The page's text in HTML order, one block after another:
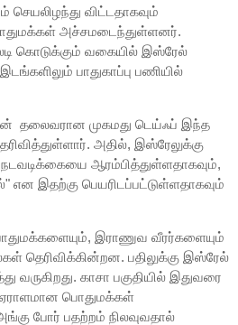
செயலிழந்து விட்டதாகவும்
அச்சமடைந்துள்ளனர்.
கொடுக்கும் வகையில் இஸ்ரேல்
பாதுகாப்பு பணியில்
தலைவரான முகமது டெய்ஃப் இந்த
அதில், இஸ்ரேலுக்கு
நடவடிக்கையை ஆரம்பித்துள்ளதாகவும்,
இதற்கு பெயரிடப்பட்டுள்ளதாகவும்
இராணுவ வீரர்களையும்
தெரிவிக்கின்றன. பதிலுக்கு இஸ்ரேல்
வருகிறது. காசா பகுதியில் இதுவரை
பொதுமக்கள்
போர் பதற்றம் நிலவுவதால்